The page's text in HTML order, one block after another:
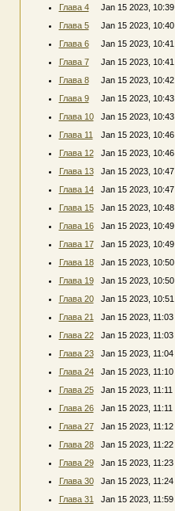
Глава 4
Jan 15 2023, 10:39
Глава 5
Jan 15 2023, 10:40
Глава 6
Jan 15 2023, 10:41
Глава 7
Jan 15 2023, 10:41
Глава 8
Jan 15 2023, 10:42
Глава 9
Jan 15 2023, 10:43
Глава 10
Jan 15 2023, 10:43
Глава 11
Jan 15 2023, 10:46
Глава 12
Jan 15 2023, 10:46
Глава 13
Jan 15 2023, 10:47
Глава 14
Jan 15 2023, 10:47
Глава 15
Jan 15 2023, 10:48
Глава 16
Jan 15 2023, 10:49
Глава 17
Jan 15 2023, 10:49
Глава 18
Jan 15 2023, 10:50
Глава 19
Jan 15 2023, 10:50
Глава 20
Jan 15 2023, 10:51
Глава 21
Jan 15 2023, 11:03
Глава 22
Jan 15 2023, 11:03
Глава 23
Jan 15 2023, 11:04
Глава 24
Jan 15 2023, 11:10
Глава 25
Jan 15 2023, 11:11
Глава 26
Jan 15 2023, 11:11
Глава 27
Jan 15 2023, 11:12
Глава 28
Jan 15 2023, 11:22
Глава 29
Jan 15 2023, 11:23
Глава 30
Jan 15 2023, 11:24
Глава 31
Jan 15 2023, 11:59